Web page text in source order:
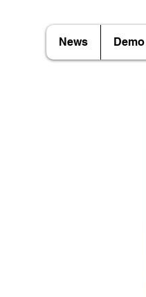
News